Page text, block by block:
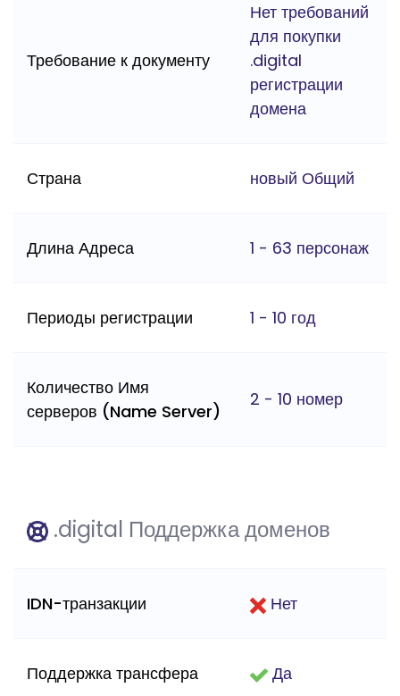
Требование к документу
Нет требований
для покупки
.digital
регистрации
домена
Страна новый Общий
Длина Адреса 1 - 63 персонаж
Периоды регистрации 1 - 10 год
Количество Имя
серверов (Name Server)
2 - 10 номер
.digital Поддержка доменов
IDN-транзакции Нет
Поддержка трансфера Да